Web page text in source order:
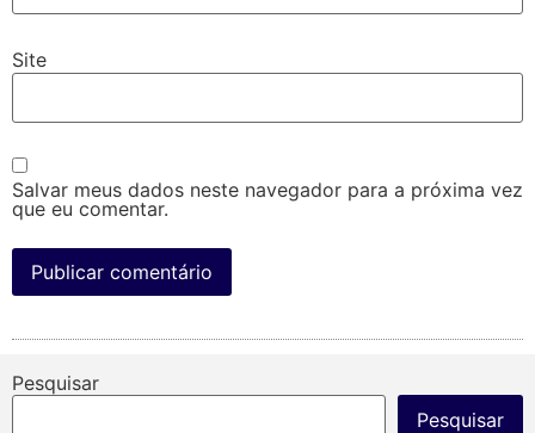
Site
Salvar meus dados neste navegador para a próxima vez
que eu comentar.
Pesquisar
Pesquisar